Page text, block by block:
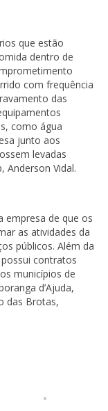
que estão
dentro de
com frequência
das
como água
junto aos
levadas
Anderson Vidal.
empresa de que os
as atividades da
públicos. Além da
contratos
municípios de
d’Ajuda,
das Brotas,